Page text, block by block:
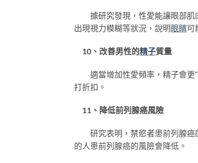
據研究發現，性愛能讓眼部肌
出現視力模糊等狀況，說明 眼睛可
10、改善男性的精子質量
適當增加性愛頻率，精子會更“
打折扣。
11、降低前列腺癌風險
研究表明，禁慾者患前列腺癌
的人患前列腺癌的風險會降低。